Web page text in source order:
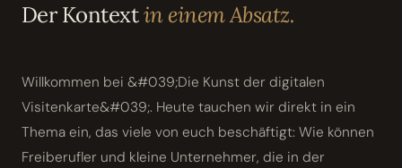
Der Kontextin einem Absatz.
Willkommen bei &#039;Die Kunst der digitalen
Visitenkarte&#039;. Heute tauchen wir direkt in ein
Thema ein, das viele von euch beschäftigt: Wie können
Freiberufler und kleine Unternehmer, die in der